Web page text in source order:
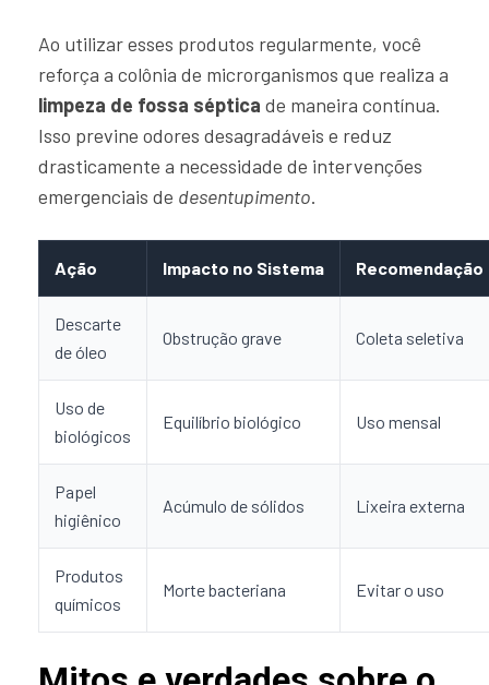
Ao utilizar esses produtos regularmente, você
reforça a colônia de microrganismos que realiza a
limpeza de fossa séptica de maneira contínua.
Isso previne odores desagradáveis e reduz
drasticamente a necessidade de intervenções
emergenciais de desentupimento.
Ação Impacto no Sistema Recomendação
Descarte
de óleo
Obstrução grave Coleta seletiva
Uso de
biológicos
Equilíbrio biológico Uso mensal
Papel
higiênico
Acúmulo de sólidos Lixeira externa
Produtos
químicos
Morte bacteriana Evitar o uso